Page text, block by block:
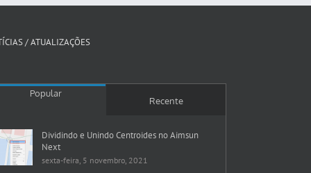
/ ATUALIZAÇÕES
Popular
Recente
Dividindo e Unindo Centroides no Aimsun
Next
sexta-feira, 5 novembro, 2021